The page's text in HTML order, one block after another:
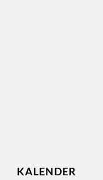
KALENDER